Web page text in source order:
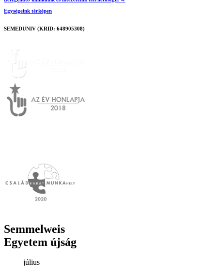
Egységeink térképen
SEMEDUNIV (KRID: 648905308)
Semmelweis
Egyetem újság
július